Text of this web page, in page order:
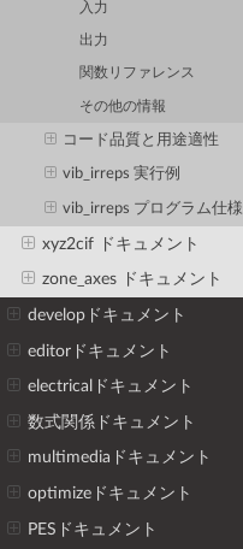
入力
出力
関数リファレンス
その他の情報
コード品質と用途適性
vib_irreps 実行例
vib_irreps プログラム仕様
xyz2cif ドキュメント
zone_axes ドキュメント
developドキュメント
editorドキュメント
electricalドキュメント
数式関係ドキュメント
multimediaドキュメント
optimizeドキュメント
PESドキュメント